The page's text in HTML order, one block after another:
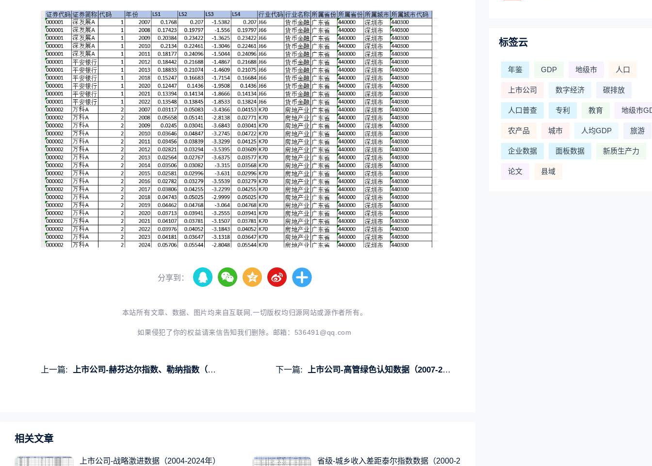
分享到：
本站所有文章、数据、图片均来自互联网,一切版权均归源网站或源作者所有。
如果侵犯了你的权益请来信告知我们删除。邮箱： 536491@qq.com
上一篇: 上市公司-赫芬达尔指数、勒纳指数（1999-2024年） 下一篇: 上市公司-高管绿色认知数据（2007-2024年）
相关文章
上市公司-战略激进数据（2004-2024年）
省级-城乡收入差距泰尔指数数据（2000-2
标签云
年鉴 GDP 地级市 人口
上市公司 数字经济 碳排放
人口普查 专利 教育 地级市
农产品 城市 人均GDP 旅游
企业数据 面板数据 新质生产力
论文 县域